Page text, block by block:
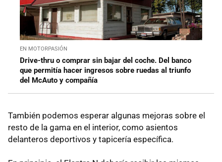
EN MOTORPASIÓN
Drive-thru o comprar sin bajar del coche. Del banco
que permitía hacer ingresos sobre ruedas al triunfo
del McAuto y compañía
También podemos esperar algunas mejoras sobre el
resto de la gama en el interior, como asientos
delanteros deportivos y tapicería específica.